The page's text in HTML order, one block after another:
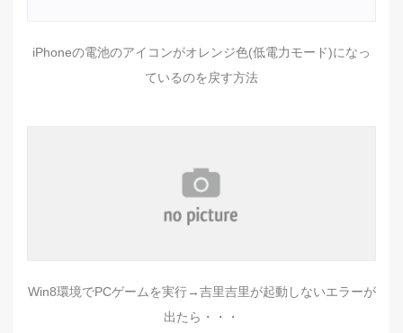
iPhoneの電池のアイコンがオレンジ色(低電力モード)になっ
ているのを戻す方法
Win8環境でPCゲームを実行→吉里吉里が起動しないエラーが
出たら・・・